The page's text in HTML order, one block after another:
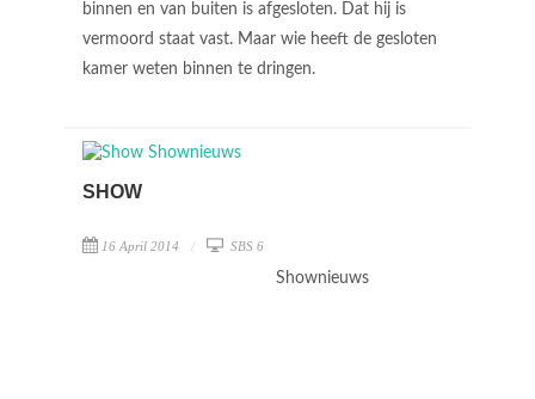
binnen en van buiten is afgesloten. Dat hij is
vermoord staat vast. Maar wie heeft de gesloten
kamer weten binnen te dringen.
SHOW
16 April 2014 SBS 6
Shownieuws